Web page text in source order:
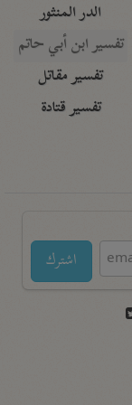
الدر المنثور
تفسير ابن أبي حاتم
تفسير مقاتل
تفسير قتادة
اشترك